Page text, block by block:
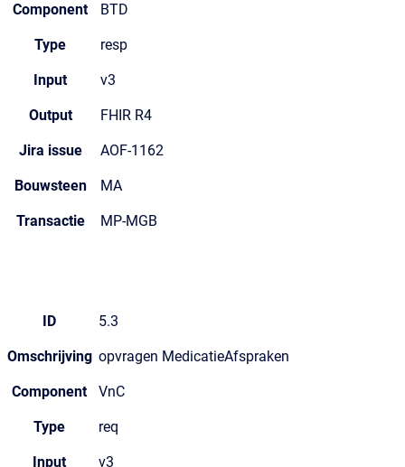
Component BTD
Type resp
Input v3
Output FHIR R4
Jira issue AOF-1162
Bouwsteen MA
Transactie MP-MGB
ID 5.3
Omschrijving opvragen MedicatieAfspraken
Component VnC
Type req
Input v3